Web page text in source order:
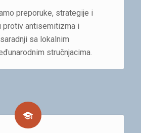
preporuke, strategije i
protiv antisemitizma i
sa lokalnim
stručnjacima.